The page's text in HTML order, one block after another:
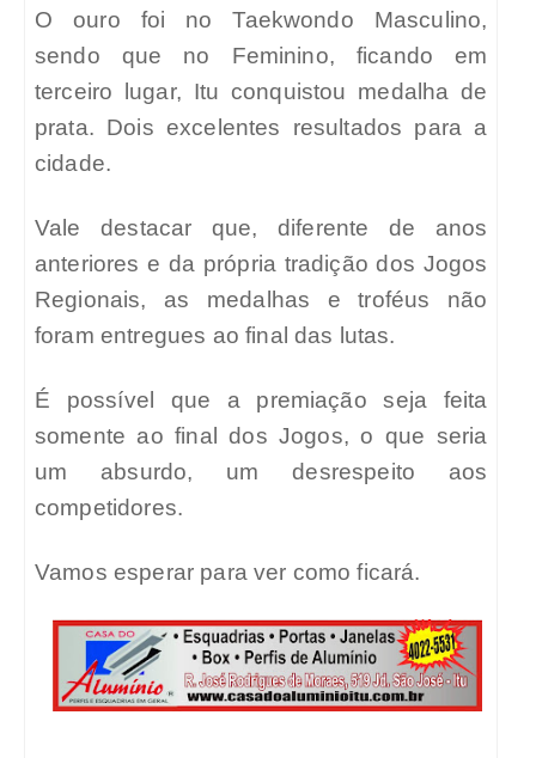
O ouro foi no Taekwondo Masculino,
sendo que no Feminino, ficando em
terceiro lugar, Itu conquistou medalha de
prata. Dois excelentes resultados para a
cidade.
Vale destacar que, diferente de anos
anteriores e da própria tradição dos Jogos
Regionais, as medalhas e troféus não
foram entregues ao final das lutas.
É possível que a premiação seja feita
somente ao final dos Jogos, o que seria
um absurdo, um desrespeito aos
competidores.
Vamos esperar para ver como ficará.